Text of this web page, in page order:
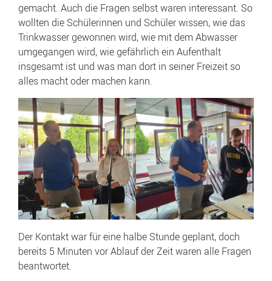
gemacht. Auch die Fragen selbst waren interessant. So
wollten die Schülerinnen und Schüler wissen, wie das
Trinkwasser gewonnen wird, wie mit dem Abwasser
umgegangen wird, wie gefährlich ein Aufenthalt
insgesamt ist und was man dort in seiner Freizeit so
alles macht oder machen kann.
Der Kontakt war für eine halbe Stunde geplant, doch
bereits 5 Minuten vor Ablauf der Zeit waren alle Fragen
beantwortet.